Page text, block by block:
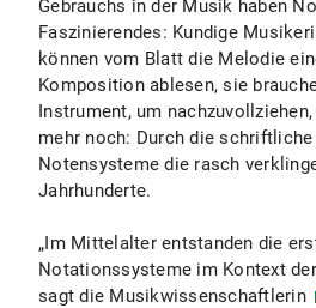
Gebrauchs in der Musik haben
Faszinierendes: Kundige
können vom Blatt die Melodie
Komposition ablesen, sie
Instrument, um
mehr noch: Durch die
Notensysteme die rasch
Jahrhunderte.
„Im Mittelalter entstanden die
Notationssysteme im Kontext
sagt die Musikwissenschaftlerin